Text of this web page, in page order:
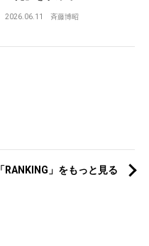
2026.06.11 斉藤博昭
「RANKING」をもっと見る